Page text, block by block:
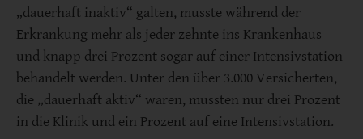
„dauerhaft inaktiv“ galten, musste während der
Erkrankung mehr als jeder zehnte ins Krankenhaus
und knapp drei Prozent sogar auf einer Intensivstation
behandelt werden. Unter den über 3.000 Versicherten,
die „dauerhaft aktiv“ waren, mussten nur drei Prozent
in die Klinik und ein Prozent auf eine Intensivstation.